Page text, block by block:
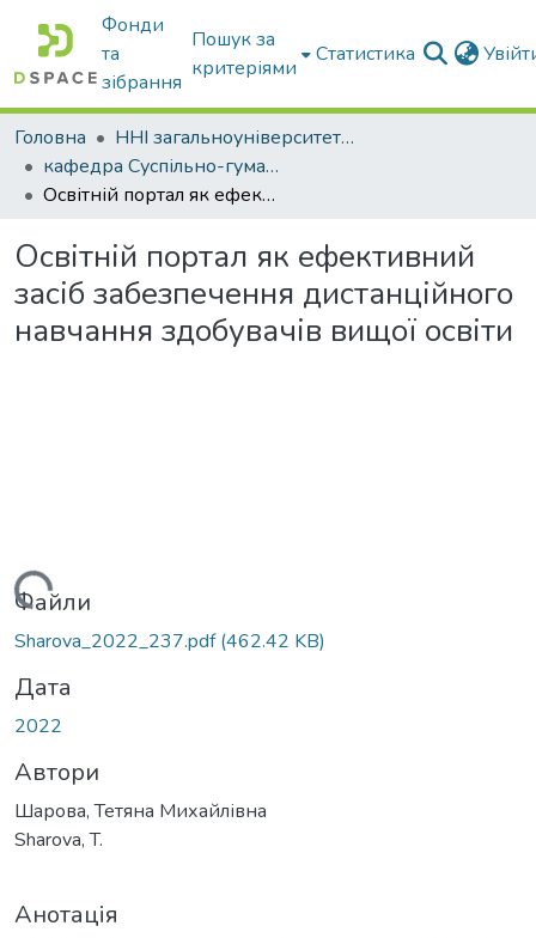
Фонди
та
зібрання
Пошук за
критеріями
Статистика
Головна
ННІ загальноуніверситетської підготовки
кафедра Суспільно-гуманітарні науки
Освітній портал як ефективний засіб забезпечення дистанційного навчання здобувачів вищої освіти
Освітній портал як ефективний
засіб забезпечення дистанційного
навчання здобувачів вищої освіти
Файли
Sharova_2022_237.pdf(462.42 KB)
Дата
2022
Автори
Шарова, Тетяна Михайлівна
Sharova, T.
Анотація